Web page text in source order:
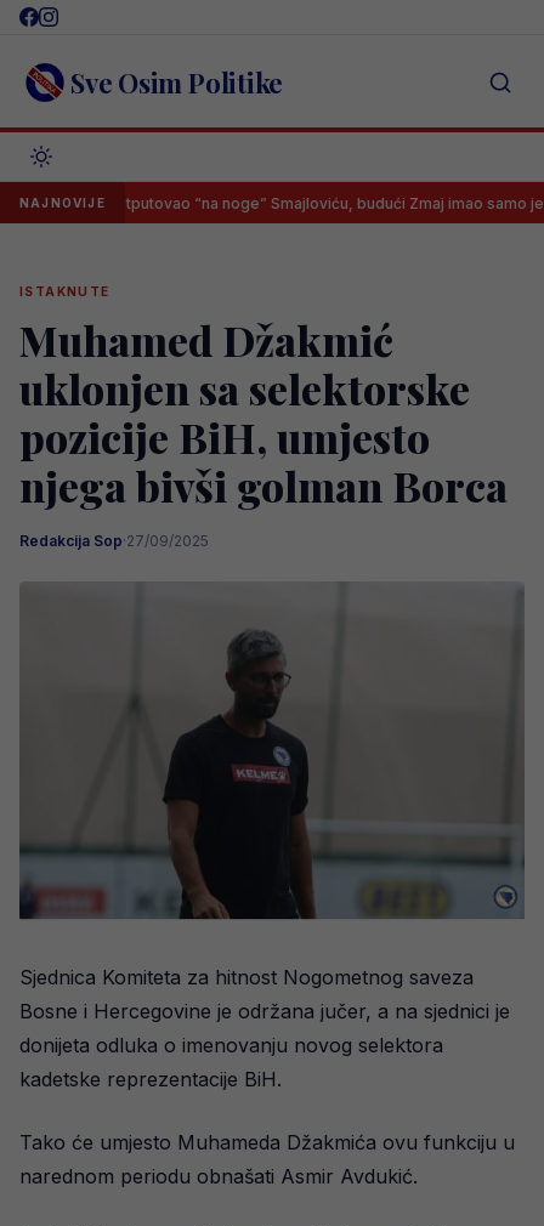
Skip
content Sve Osim Politike
NAJNOVIJE
otputovao “na noge” Smajloviću, budući Zmaj imao samo jedan
ISTAKNUTE
Muhamed Džakmić
uklonjen sa selektorske
pozicije BiH, umjesto
njega bivši golman Borca
Redakcija Sop·27/09/2025
Sjednica Komiteta za hitnost Nogometnog saveza
Bosne i Hercegovine je održana jučer, a na sjednici je
donijeta odluka o imenovanju novog selektora
kadetske reprezentacije BiH.
Tako će umjesto Muhameda Džakmića ovu funkciju u
narednom periodu obnašati Asmir Avdukić.